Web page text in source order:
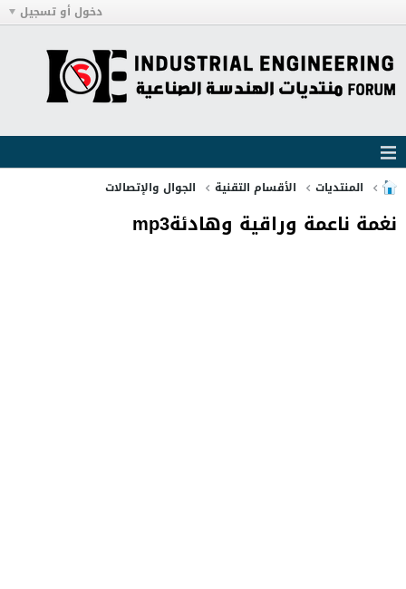
دخول أو تسجيل
المنتديات الأقسام التقنية الجوال والإتصالات
نغمة ناعمة وراقية وهادئةmp3